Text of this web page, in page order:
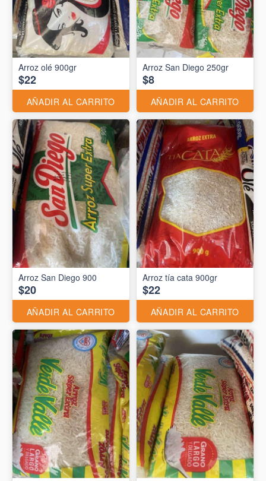
Arroz olé 900gr
$22
AÑADIR AL CARRITO
Arroz San Diego 250gr
$8
AÑADIR AL CARRITO
Arroz San Diego 900
$20
AÑADIR AL CARRITO
Arroz tía cata 900gr
$22
AÑADIR AL CARRITO